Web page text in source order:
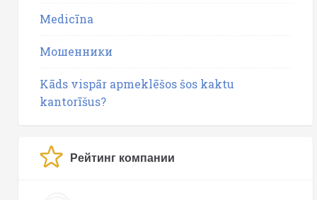
Medicīna
Мошенники
Kāds vispār apmeklēšos šos kaktu
kantorīšus?
Рейтинг компании